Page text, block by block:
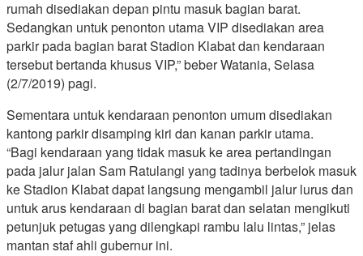
rumah disediakan depan pintu masuk bagian barat.
Sedangkan untuk penonton utama VIP disediakan area
parkir pada bagian barat Stadion Klabat dan kendaraan
tersebut bertanda khusus VIP,” beber Watania, Selasa
(2/7/2019) pagi.
Sementara untuk kendaraan penonton umum disediakan
kantong parkir disamping kiri dan kanan parkir utama.
“Bagi kendaraan yang tidak masuk ke area pertandingan
pada jalur jalan Sam Ratulangi yang tadinya berbelok masuk
ke Stadion Klabat dapat langsung mengambil jalur lurus dan
untuk arus kendaraan di bagian barat dan selatan mengikuti
petunjuk petugas yang dilengkapi rambu lalu lintas,” jelas
mantan staf ahli gubernur ini.